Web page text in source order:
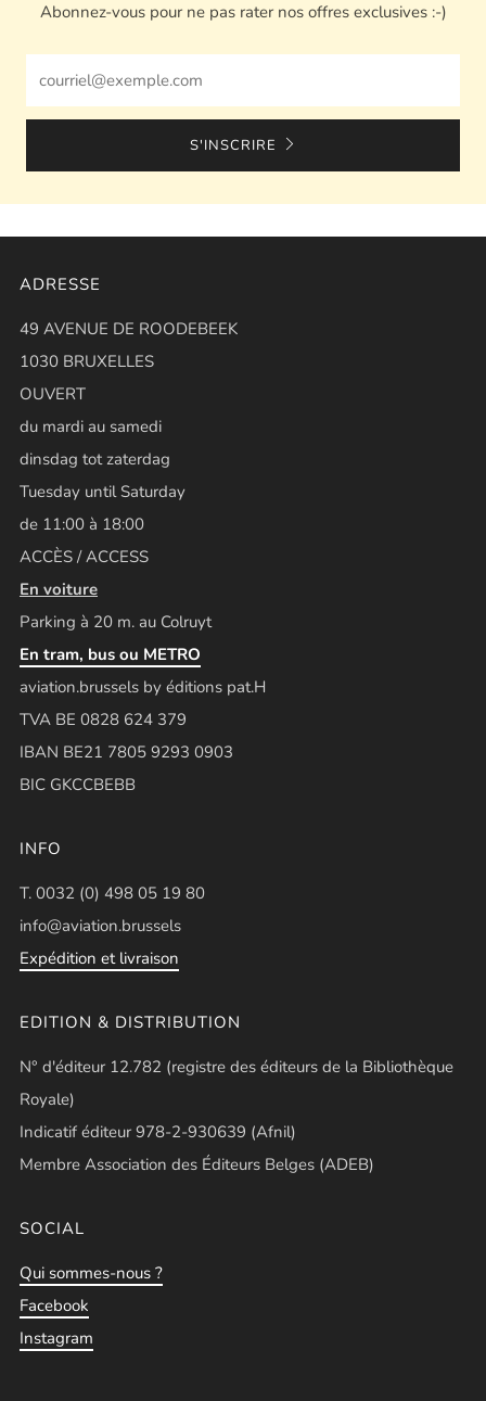
Abonnez-vous pour ne pas rater nos offres exclusives :-)
S'INSCRIRE
ADRESSE
49 AVENUE DE ROODEBEEK
1030 BRUXELLES
OUVERT
du mardi au samedi
dinsdag tot zaterdag
Tuesday until Saturday
de 11:00 à 18:00
ACCÈS / ACCESS
En voiture
Parking à 20 m. au Colruyt
En tram, bus ou METRO
aviation.brussels by éditions pat.H
TVA BE 0828 624 379
IBAN BE21 7805 9293 0903
BIC GKCCBEBB
INFO
T. 0032 (0) 498 05 19 80
info@aviation.brussels
Expédition et livraison
EDITION & DISTRIBUTION
N° d'éditeur 12.782 (registre des éditeurs de la Bibliothèque
Royale)
Indicatif éditeur 978-2-930639 (Afnil)
Membre Association des Éditeurs Belges (ADEB)
SOCIAL
Qui sommes-nous ?
Facebook
Instagram